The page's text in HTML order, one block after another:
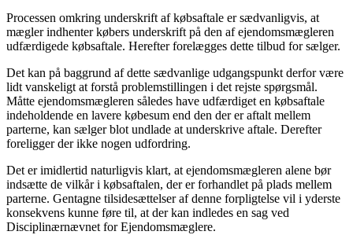
Processen omkring underskrift af købsaftale er sædvanligvis, at
mægler indhenter købers underskrift på den af ejendomsmægleren
udfærdigede købsaftale. Herefter forelægges dette tilbud for sælger.
Det kan på baggrund af dette sædvanlige udgangspunkt derfor være
lidt vanskeligt at forstå problemstillingen i det rejste spørgsmål.
Måtte ejendomsmægleren således have udfærdiget en købsaftale
indeholdende en lavere købesum end den der er aftalt mellem
parterne, kan sælger blot undlade at underskrive aftale. Derefter
foreligger der ikke nogen udfordring.
Det er imidlertid naturligvis klart, at ejendomsmægleren alene bør
indsætte de vilkår i købsaftalen, der er forhandlet på plads mellem
parterne. Gentagne tilsidesættelser af denne forpligtelse vil i yderste
konsekvens kunne føre til, at der kan indledes en sag ved
Disciplinærnævnet for Ejendomsmæglere.